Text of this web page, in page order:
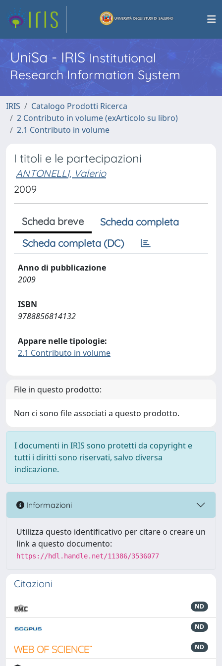
UniSa - IRISInstitutional
Research Information System
IRIS
Catalogo Prodotti Ricerca
2 Contributo in volume (exArticolo su libro)
2.1 Contributo in volume
I titoli e le partecipazioni
ANTONELLI, Valerio
2009
Scheda breve
Scheda completa
Scheda completa (DC)
Anno di pubblicazione
2009
ISBN
9788856814132
Appare nelle tipologie:
2.1 Contributo in volume
File in questo prodotto:
Non ci sono file associati a questo prodotto.
I documenti in IRIS sono protetti da copyright e
tutti i diritti sono riservati, salvo diversa
indicazione.
Informazioni
Utilizza questo identificativo per citare o creare un
link a questo documento:
https://hdl.handle.net/11386/3536077
Citazioni
ND
ND
ND